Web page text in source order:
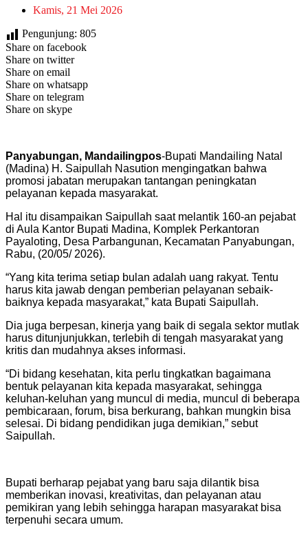
Kamis, 21 Mei 2026
Pengunjung: 805
Share on facebook
Share on twitter
Share on email
Share on whatsapp
Share on telegram
Share on skype
Panyabungan, Mandailingpos-Bupati Mandailing Natal
(Madina) H. Saipullah Nasution mengingatkan bahwa
promosi jabatan merupakan tantangan peningkatan
pelayanan kepada masyarakat.
Hal itu disampaikan Saipullah saat melantik 160-an pejabat
di Aula Kantor Bupati Madina, Komplek Perkantoran
Payaloting, Desa Parbangunan, Kecamatan Panyabungan,
Rabu, (20/05/ 2026).
“Yang kita terima setiap bulan adalah uang rakyat. Tentu
harus kita jawab dengan pemberian pelayanan sebaik-
baiknya kepada masyarakat,” kata Bupati Saipullah.
Dia juga berpesan, kinerja yang baik di segala sektor mutlak
harus ditunjunjukkan, terlebih di tengah masyarakat yang
kritis dan mudahnya akses informasi.
“​Di bidang kesehatan, kita perlu tingkatkan bagaimana
bentuk pelayanan kita kepada masyarakat, sehingga
keluhan-keluhan yang muncul di media, muncul di beberapa
pembicaraan, forum, bisa berkurang, bahkan mungkin bisa
selesai. Di bidang pendidikan juga demikian,” sebut
Saipullah.
Bupati berharap pejabat yang baru saja dilantik bisa
memberikan inovasi, kreativitas, dan pelayanan atau
pemikiran yang lebih sehingga harapan masyarakat bisa
terpenuhi secara umum.